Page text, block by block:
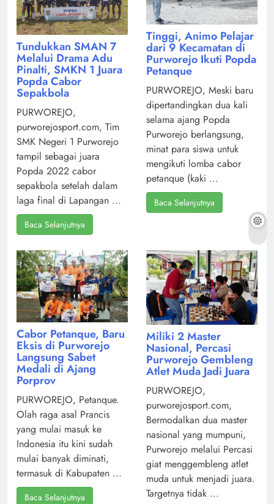
Tundukkan SMAN 7
Melalui Drama Adu
Pinalti, SMKN 1 Juara
Popda Cabor
Sepakbola
PURWOREJO,
purworejosport.com, Tim
SMK Negeri 1 Purworejo
tampil sebagai juara
Popda 2022 cabor
sepakbola setelah dalam
laga final di Lapangan ...
Baca Selanjutnya
Tinggi, Animo Pelajar
dari 9 Kecamatan di
Purworejo Ikuti Popda
Petanque
PURWOREJO, Meski baru
dipertandingkan dua kali
selama ajang Popda
Purworejo berlangsung,
minat para siswa untuk
mengikuti lomba cabor
petanque (kaki ...
Baca Selanjutnya
Cabor Petanque, Baru
Eksis di Purworejo
Langsung Sabet
Medali di Ajang
Porprov
PURWOREJO, Petanque.
Olah raga asal Prancis
yang mulai masuk ke
Indonesia itu kini sudah
mulai banyak diminati,
termasuk di Kabupaten ...
Baca Selanjutnya
Miliki 2 Master
Nasional, Percasi
Purworejo Gembleng
Atlet Muda Jadi Juara
PURWOREJO,
purworejosport.com,
Bermodalkan dua master
nasional yang mumpuni,
Purworejo melalui Percasi
giat menggembleng atlet
muda untuk menjadi juara.
Targetnya tidak ...